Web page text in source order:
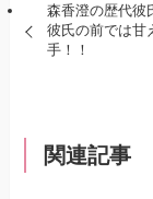
森香澄の歴代彼
彼氏の前では甘
手！！
関連記事